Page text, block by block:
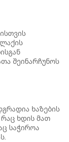
შეინარჩუნოს
ხაზების
ხდის მათ
საჭიროა